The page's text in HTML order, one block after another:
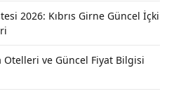
2026: Kıbrıs Girne Güncel İçki
Otelleri ve Güncel Fiyat Bilgisi